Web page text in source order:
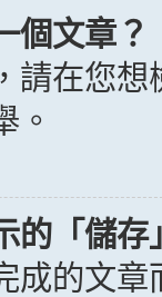
個文章？
請在您
。
的「儲
成的文